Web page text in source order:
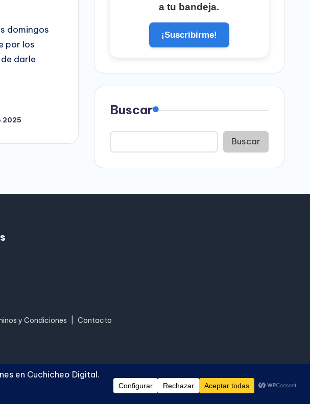
domingos
por los
darle
2025
a tu bandeja.
¡Suscribirme!
Buscar
Buscar
y Condiciones Contacto
Bloghash WordPress Theme